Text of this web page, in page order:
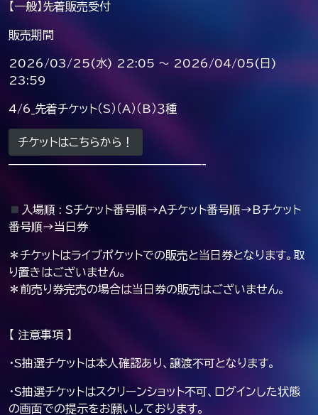
【一般】先着販売受付
販売期間
2026/03/25(水) 22:05 〜 2026/04/05(日)
23:59
4/6_先着チケット（S）（A）（B）３種
チケットはこちらから！
—————————————————-
入場順 : Sチケット番号順→Aチケット番号順→Bチケット
番号順→当日券
＊チケットはライブポケットでの販売と当日券となります。取
り置きはございません。
＊前売り券完売の場合は当日券の販売はございません。
【 注意事項 】
・S抽選チケットは本人確認あり、譲渡不可となります。
・S抽選チケットはスクリーンショット不可、ログインした状態
の画面での提示をお願いしております。